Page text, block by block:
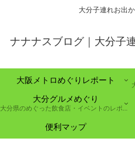
大分子連れお出
ナナナスブログ｜大分子
大阪メトロめぐりレポート
大分グルメめぐり
大分県のめぐった飲食店・イベントのレポート
便利マップ